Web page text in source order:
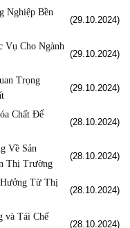
Nghiệp Bền
(29.10.2024)
Vụ Cho Ngành
(29.10.2024)
Trọng
(29.10.2024)
Chất Để
(28.10.2024)
Về Sản
Thị Trường
(28.10.2024)
Từ Thị
(28.10.2024)
và Tái Chế
(28.10.2024)